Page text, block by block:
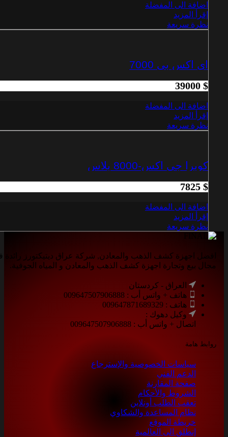
اضافة الى المفضلة
إقرأ المزيد
نظرة سريعة
اي اكس بي 7000
39000 $
اضافة الى المفضلة
إقرأ المزيد
نظرة سريعة
كوبرا جي اكس-8000 بلاس
7825 $
اضافة الى المفضلة
إقرأ المزيد
نظرة سريعة
افضل اجهزة كشف الذهب والمعادن, شركة عراق ديتيكتورز رائدة
مجال بيع وتجارة اجهزة كشف الذهب والمعادن و المياه الجوفية.
العراق - كردستان
هاتف + واتس أب : 009647507906888
هاتف : 009647871689329
وكيل دهوك :
اتصال + واتس أب : 009647507906888
روابط هامة
سياسات الخصوصية والإسترجاع
الدعم الفني
صفحة المقارنة
الشروط والأحكام
تعقب الطلب أونلاين
نظام المساعدة والشكاوي
خريطة الموقع
إنطلق الى العالمية